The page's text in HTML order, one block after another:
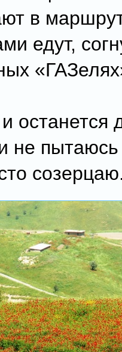
в
едут,
останется
не